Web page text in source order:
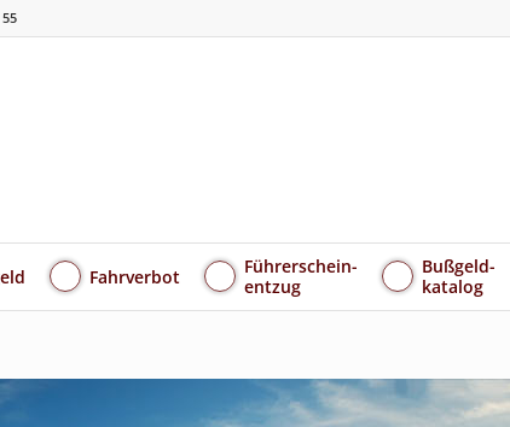
Fahrverbot
Führerschein-
entzug
Bußgeld-
katalog